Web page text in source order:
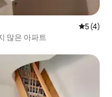
평점 5점
5 (4)
많은 아파트